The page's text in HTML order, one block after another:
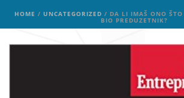
HOME / UNCATEGORIZED / DA LI IMAŠ ONO ŠTO
BIO PREDUZETNIK?